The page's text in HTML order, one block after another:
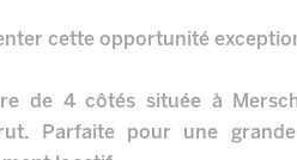
cette opportunité
de 4 côtés située à
Parfaite pour une